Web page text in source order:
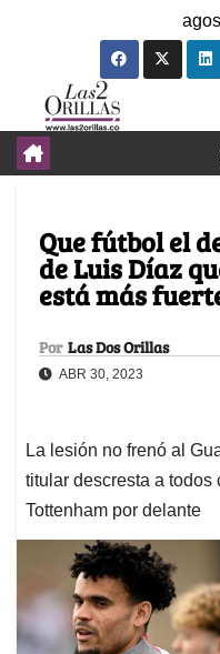
Que fútbol el
de Luis Díaz
está más
Por Las Dos Orillas
ABR 30, 2023
La lesión no frenó al
titular descresta a todos
Tottenham por delante